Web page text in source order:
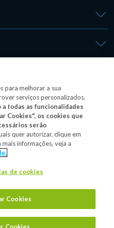
Outros sites
a profissionais
e/ou dispensar
para melhorar a sua
serviços personalizados.
todas as funcionalidades
Cookies", os cookies que
serão
quer autorizar, clique em
mais informações, veja a
de cookies
Cookies